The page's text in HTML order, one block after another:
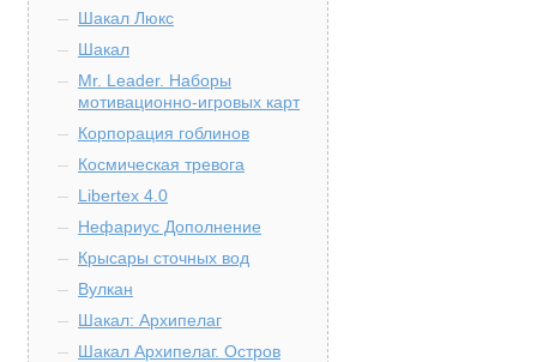
Шакал Люкс
Шакал
Mr. Leader. Наборы
мотивационно-игровых карт
Корпорация гоблинов
Космическая тревога
Libertex 4.0
Нефариус Дополнение
Крысары сточных вод
Вулкан
Шакал: Архипелаг
Шакал Архипелаг. Остров